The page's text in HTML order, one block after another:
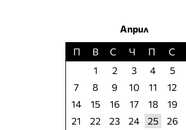
Април
П
В С Ч П С
1
2 3 4 5
7
8 9 10 11 12
14
15 16 17 18 19
21
22 23 24 25 26